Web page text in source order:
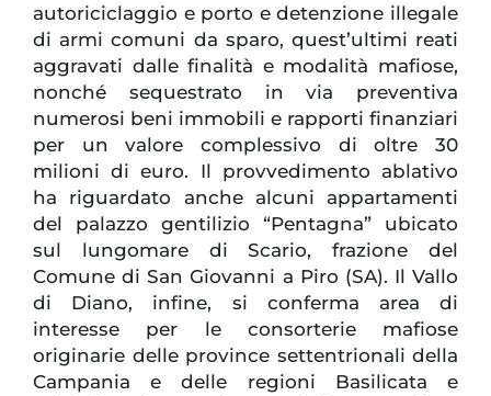
autoriciclaggio e porto e detenzione illegale
di armi comuni da sparo, quest’ultimi reati
aggravati dalle finalità e modalità mafiose,
nonché sequestrato in via preventiva
numerosi beni immobili e rapporti finanziari
per un valore complessivo di oltre 30
milioni di euro. Il provvedimento ablativo
ha riguardato anche alcuni appartamenti
del palazzo gentilizio “Pentagna” ubicato
sul lungomare di Scario, frazione del
Comune di San Giovanni a Piro (SA). Il Vallo
di Diano, infine, si conferma area di
interesse per le consorterie mafiose
originarie delle province settentrionali della
Campania e delle regioni Basilicata e